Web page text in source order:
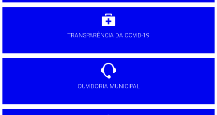
TRANSPARÊNCIA DA COVID-19
OUVIDORIA MUNICIPAL